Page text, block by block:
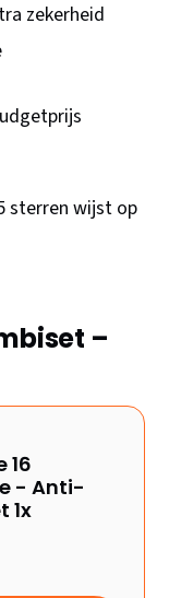
zekerheid
sterren wijst op
–
16
- Anti-
1x